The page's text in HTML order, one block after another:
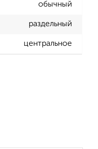
обычный
раздельный
центральное